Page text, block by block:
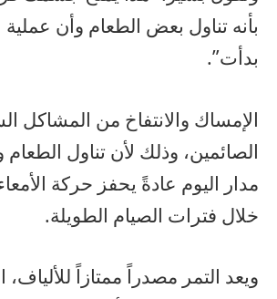
بأنه تناول بعض الطعام وأن
بدأت”.
الإمساك والانتفاخ من المشاكل
الصائمين، وذلك لأن تناول
مدار اليوم عادةً يحفز حركة
خلال فترات الصيام الطويلة.
ويعد التمر مصدراً ممتازاً